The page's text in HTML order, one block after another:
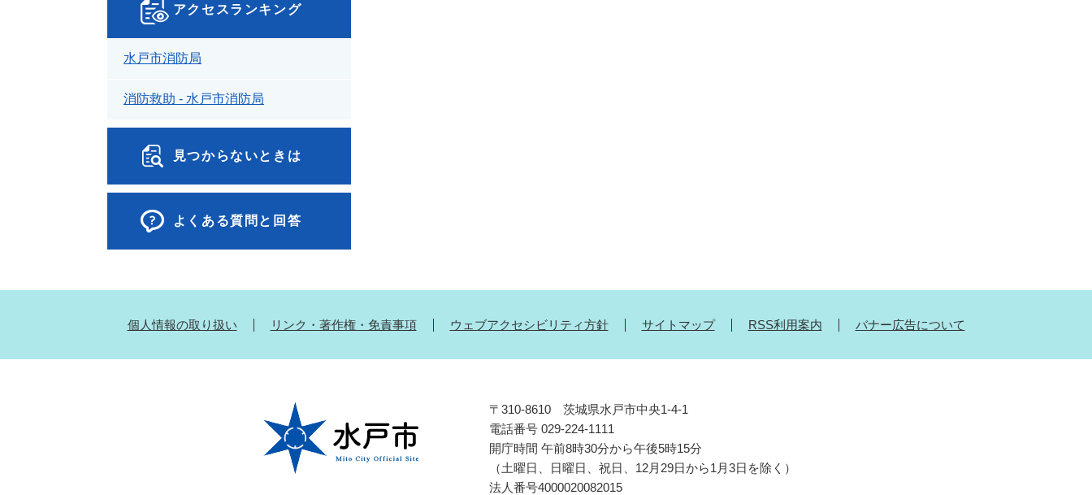
アクセスランキング
水戸市消防局
消防救助 - 水戸市消防局
見つからないときは
よくある質問と回答
個人情報の取り扱い リンク・著作権・免責事項 ウェブアクセシビリティ方針 サイトマップ RSS利用案内 バナー広告について
〒310-8610 茨城県水戸市中央1-4-1
電話番号 029-224-1111
開庁時間 午前8時30分から午後5時15分
（土曜日、日曜日、祝日、12月29日から1月3日を除く）
法人番号4000020082015